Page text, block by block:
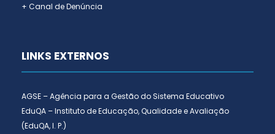
+ Canal de Denúncia
LINKS EXTERNOS
AGSE – Agência para a Gestão do Sistema Educativo
EduQA – Instituto de Educação, Qualidade e Avaliação
(EduQA, I. P.)